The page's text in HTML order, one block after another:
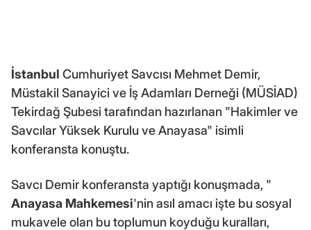
İstanbul Cumhuriyet Savcısı Mehmet Demir,
Müstakil Sanayici ve İş Adamları Derneği (MÜSİAD)
Tekirdağ Şubesi tarafından hazırlanan "Hakimler ve
Savcılar Yüksek Kurulu ve Anayasa" isimli
konferansta konuştu.
Savcı Demir konferansta yaptığı konuşmada, "
Anayasa Mahkemesi'nin asıl amacı işte bu sosyal
mukavele olan bu toplumun koyduğu kuralları,